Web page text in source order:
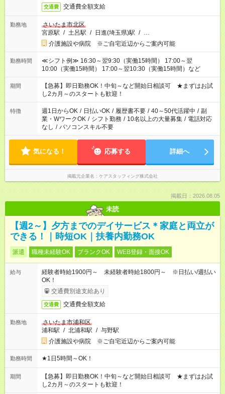
交通費 交通費全額支給
勤務地
さいたま市北区
宮原駅 / 土呂駅 / 日進(埼玉県)駅 / …
介護施設や病院 ※ご自宅近辺からご案内可能
勤務時間
≪シフト例≫ 16:30～翌9:30（実働15時間） 17:00～翌
10:00（実働15時間） 17:00～翌10:30（実働15時間）など
期間
【急募】即日勤務OK！中旬～など開始日相談可 ★まずはお試
し2カ月～のスタートも歓迎！
特徴 週1日からOK / 日払いOK / 履歴書不要 / 40～50代活躍中 / 副
業・WワークOK / シフト勤務 / 10名以上の大量募集 / 電話対応
なし / パソコンスキル不要
気になる！ 応募する 詳細へ
掲載元企業名 ケアスタッフィング株式会社
掲載日：2026.08.05
未読
【週2～】夕方までのデイサービス＊家庭と両立が
できる！｜時短OK｜扶養内勤務OK
派遣 職種未経験OK ブランクOK WEB登録・面接OK
給与
経験者時給1900円～ 未経験者時給1800円～ ※日払い/週払い
OK！
交通費別途支給あり
交通費 交通費全額支給
勤務地
さいたま市浦和区
浦和駅 / 北浦和駅 / 与野駅
介護施設や病院 ※ご自宅近辺からご案内可能
勤務時間 ★1日5時間～OK！
期間
【急募】即日勤務OK！中旬～など開始日相談可 ★まずはお試
し2カ月～のスタートも歓迎！